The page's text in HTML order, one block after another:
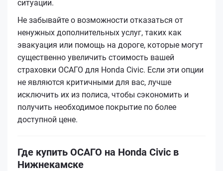
ситуации.
Не забывайте о возможности отказаться от
ненужных дополнительных услуг, таких как
эвакуация или помощь на дороге, которые могут
существенно увеличить стоимость вашей
страховки ОСАГО для Honda Civic. Если эти опции
не являются критичными для вас, лучше
исключить их из полиса, чтобы сэкономить и
получить необходимое покрытие по более
доступной цене.
Где купить ОСАГО на Honda Civic в
Нижнекамске